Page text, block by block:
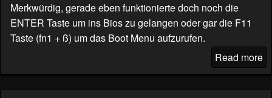
Merkwürdig, gerade eben funktionierte doch noch die
ENTER Taste um ins Bios zu gelangen oder gar die F11
Taste (fn1 + ß) um das Boot Menu aufzurufen.
Read more